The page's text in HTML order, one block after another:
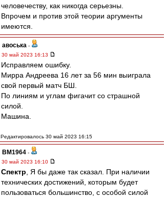
человечеству, как никогда серьезны.
Впрочем и против этой теории аргументы
имеются.
авоська -
30 май 2023 16:13
Исправляем ошибку.
Мирра Андреева 16 лет за 56 мин выиграла
свой первый матч БШ.
По линиям и углам фигачит со страшной
силой.
Машина.
Редактировалось 30 май 2023 16:15
BM1964 -
30 май 2023 16:10
Спектр , Я бы даже так сказал. При наличии
технических достижений, которым будет
пользоваться большинство, с особой силой